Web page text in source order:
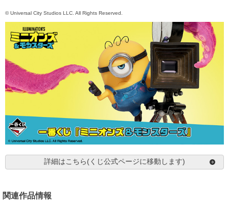
© Universal City Studios LLC. All Rights Reserved.
詳細はこちら(くじ公式ページに移動します)
関連作品情報